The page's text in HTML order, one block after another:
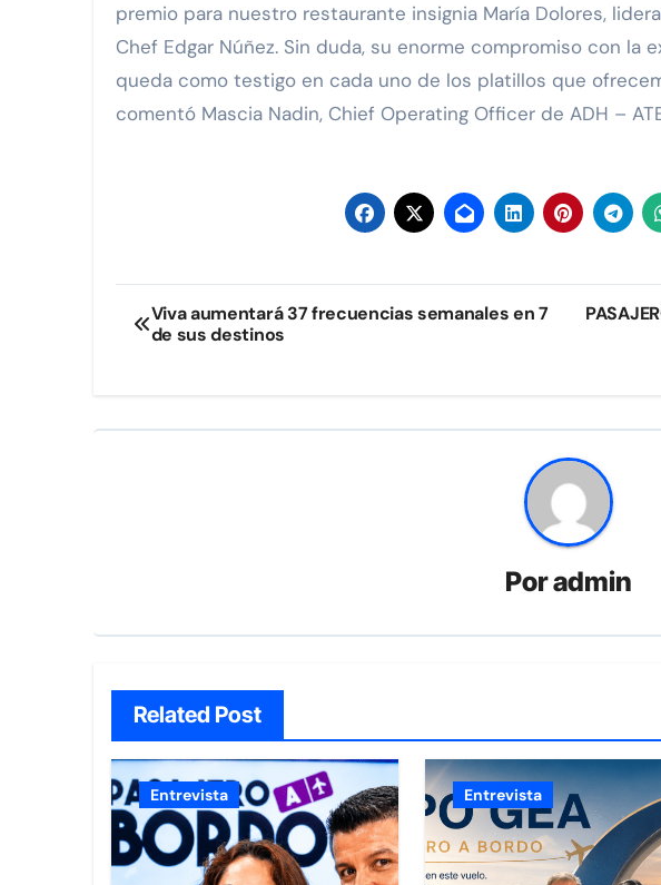
premio para nuestro restaurante insignia María Dolores,
Chef Edgar Núñez. Sin duda, su enorme compromiso con la
queda como testigo en cada uno de los platillos que
comentó Mascia Nadin, Chief Operating Officer de ADH –
Navegación
de
Viva aumentará 37 frecuencias semanales en 7
de sus destinos
Poradmin
Related Post
Entrevista Entrevista